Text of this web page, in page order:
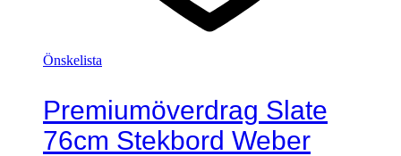
Önskelista
Premiumöverdrag Slate
76cm Stekbord Weber